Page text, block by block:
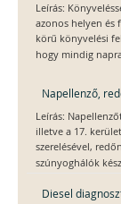
Leírás:
azonos helyen és
körű könyvelési
hogy mindig
Napellenző,
Leírás:
illetve a 17.
szerelésével,
szúnyoghálók
Diesel